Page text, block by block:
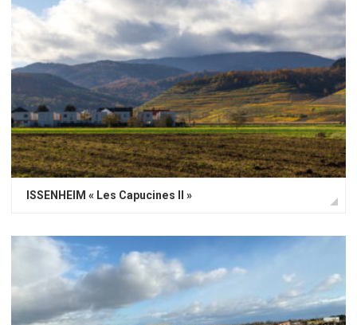
ISSENHEIM « Les Capucines II »